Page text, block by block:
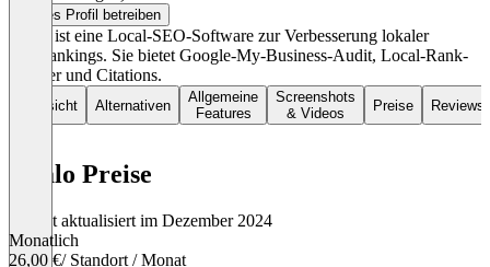
Dieses Profil betreiben
localo ist eine Local-SEO-Software zur Verbesserung lokaler
Suchrankings. Sie bietet Google-My-Business-Audit, Local-Rank-
Tracker und Citations.
Übersicht Alternativen
Allgemeine
Features
Screenshots
& Videos
Preise Reviews
localo Preise
Zuletzt aktualisiert im Dezember 2024
Monatlich
26,00 €/ Standort / Monat